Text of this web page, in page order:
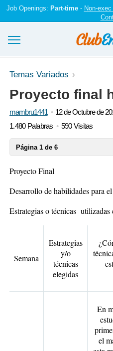
Job Openings: Part-time- Non-
Ensayos y trabajos
Registrarse
Iniciar sesión
Temas Variados
Proyecto final
mambru1441
12 de Octubre de
1.480 Palabras
590 Visitas
Página 1 de 6
Proyecto Final
Desarrollo de habilidades para
Estrategias o técnicas utilizadas
Semana
Estrategias
y/o
técnicas
elegidas
En
el